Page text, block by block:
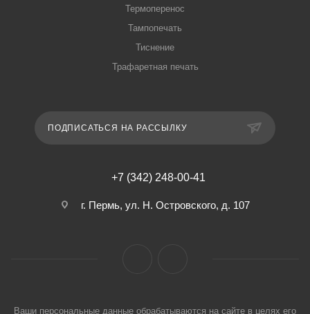
Термоперенос
Тампопечать
Тиснение
Трафаретная печать
ПОДПИСАТЬСЯ НА РАССЫЛКУ
+7 (342) 248-00-41
г. Пермь, ул. Н. Островского, д. 107
Ваши персональные данные обрабатываются на сайте в целях его